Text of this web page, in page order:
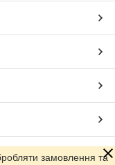
замовлення та